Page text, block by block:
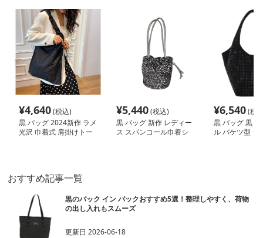
¥4,640(税込)
黒 バッグ 2024新作 ラメ
光沢 巾着式 肩掛けトー
¥5,440(税込)
黒 バッグ 新作 レディー
ス スパンコール巾着シ
¥6,540(税
黒 バッグ 黒
ル バケツ型 シ
おすすめ記事一覧
黒のバック イン バックおすすめ5選！整理しやすく、荷物
の出し入れもスムーズ
更新日2026-06-18